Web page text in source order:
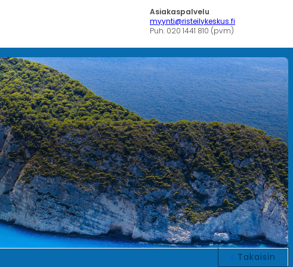
Asiakaspalvelu
myynti@risteilykeskus.fi
Puh. 020 1441 810 (pvm)
Takaisin